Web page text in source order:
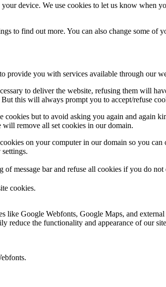
your device. We use cookies to let us know
to find out more. You can also change some of
provide you with services available through our
to deliver the website, refusing them will
this will always prompt you to accept/refuse
cookies but to avoid asking you again and again
remove all set cookies in our domain.
on your computer in our domain so you
of message bar and refuse all cookies if you do
cookies.
like Google Webfonts, Google Maps, and
reduce the functionality and appearance of our